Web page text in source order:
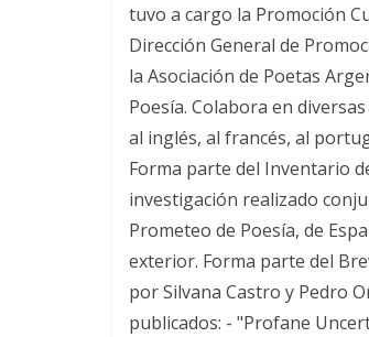
tuvo a cargo la Promoción
Dirección General de
la Asociación de Poetas
Poesía. Colabora en
al inglés, al francés, al
Forma parte del Inventario
investigación realizado
Prometeo de Poesía, de
exterior. Forma parte del
por Silvana Castro y Pedro
publicados: - "Profane